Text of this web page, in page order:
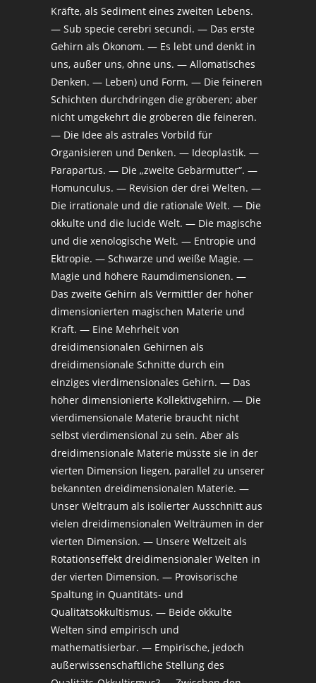
Kräfte, als Sediment eines zweiten Lebens.
— Sub specie cerebri secundi. — Das erste
Gehirn als Ökonom. — Es lebt und denkt in
uns, außer uns, ohne uns. — Allomatisches
Denken. — Leben) und Form. — Die feineren
Schichten durchdringen die gröberen; aber
nicht umgekehrt die gröberen die feineren.
— Die Idee als astrales Vorbild für
Organisieren und Denken. — Ideoplastik. —
Parapartus. — Die „zweite Gebärmutter“. —
Homunculus. — Revision der drei Welten. —
Die irrationale und die rationale Welt. — Die
okkulte und die lucide Welt. — Die magische
und die xenologische Welt. — Entropie und
Ektropie. — Schwarze und weiße Magie. —
Magie und höhere Raumdimensionen. —
Das zweite Gehirn als Vermittler der höher
dimensionierten magischen Materie und
Kraft. — Eine Mehrheit von
dreidimensionalen Gehirnen als
dreidimensionale Schnitte durch ein
einziges vierdimensionales Gehirn. — Das
höher dimensionierte Kollektivgehirn. — Die
vierdimensionale Materie braucht nicht
selbst vierdimensional zu sein. Aber als
dreidimensionale Materie müsste sie in der
vierten Dimension liegen, parallel zu unserer
bekannten dreidimensionalen Materie. —
Unser Weltraum als isolierter Ausschnitt aus
vielen dreidimensionalen Welträumen in der
vierten Dimension. — Unsere Weltzeit als
Rotationseffekt dreidimensionaler Welten in
der vierten Dimension. — Provisorische
Spaltung in Quantitäts- und
Qualitätsokkultismus. — Beide okkulte
Welten sind empirisch und
mathematisierbar. — Empirische, jedoch
außerwissenschaftliche Stellung des